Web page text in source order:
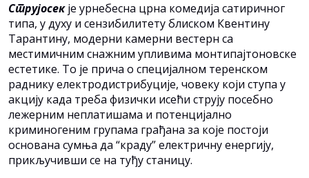
Струјосекје урнебесна црна комедија сатиричног
типа, у духу и сензибилитету блиском Квентину
Тарантину, модерни камерни вестерн са
местимичним снажним упливима монтипајтоновске
естетике. То је прича о специјалном теренском
раднику електродистрибуције, човеку који ступа у
акцију када треба физички исећи струју посебно
лежерним неплатишама и потенцијално
криминогеним групама грађана за које постоји
основана сумња да “краду” електричну енергију,
прикључивши се на туђу станицу.